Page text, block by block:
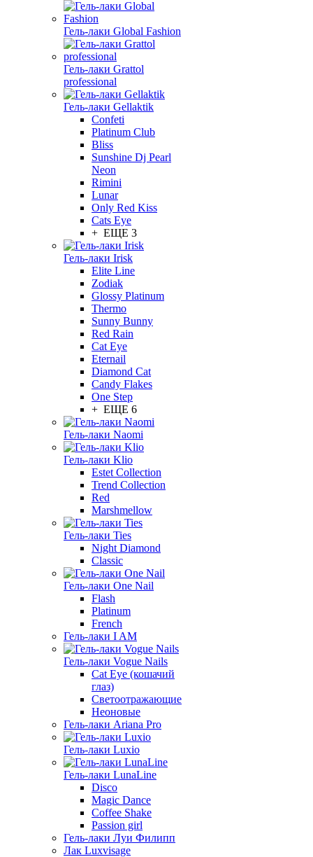
Гель-лаки Global Fashion
Гель-лаки Grattol
professional
Гель-лаки Gellaktik
Confeti
Platinum Club
Bliss
Sunshine Dj Pearl
Neon
Rimini
Lunar
Only Red Kiss
Cats Eye
+ ЕЩЕ 3
Гель-лаки Irisk
Elite Line
Zodiak
Glossy Platinum
Thermo
Sunny Bunny
Red Rain
Cat Eye
Eternail
Diamond Cat
Candy Flakes
One Step
+ ЕЩЕ 6
Гель-лаки Naomi
Гель-лаки Klio
Estet Collection
Trend Collection
Red
Marshmellow
Гель-лаки Ties
Night Diamond
Classic
Гель-лаки One Nail
Flash
Platinum
French
Гель-лаки I AM
Гель-лаки Vogue Nails
Cat Eye (кошачий
глаз)
Светоотражающие
Неоновые
Гель-лаки Ariana Pro
Гель-лаки Luxio
Гель-лаки LunaLine
Disco
Magic Dance
Coffee Shake
Passion girl
Гель-лаки Луи Филипп
Лак Luxvisage